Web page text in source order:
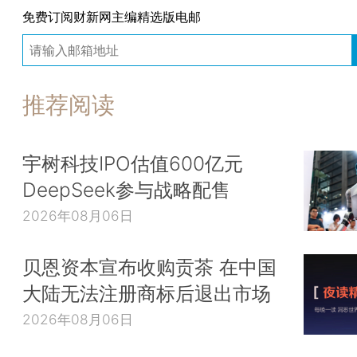
免费订阅财新网主编精选版电邮
推荐阅读
宇树科技IPO估值600亿元
DeepSeek参与战略配售
2026年08月06日
贝恩资本宣布收购贡茶 在中国
大陆无法注册商标后退出市场
2026年08月06日